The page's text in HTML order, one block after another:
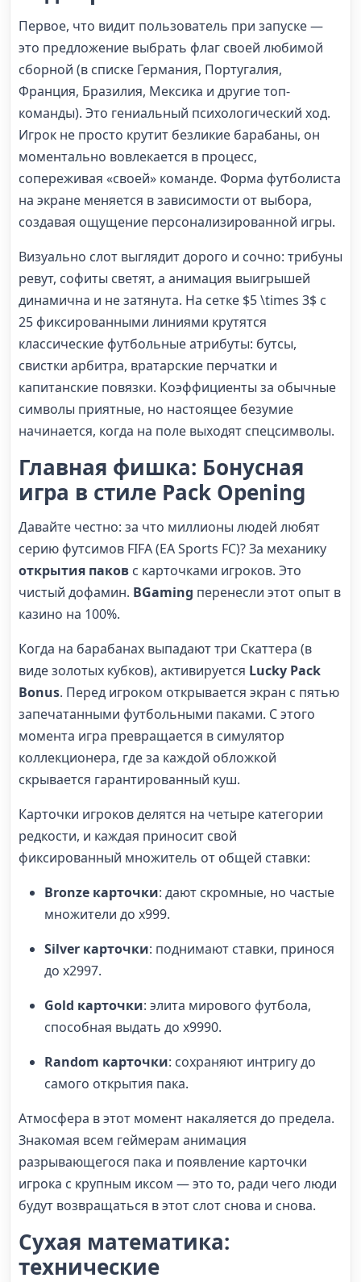
Первое, что видит пользователь при запуске —
это предложение выбрать флаг своей любимой
сборной (в списке Германия, Португалия,
Франция, Бразилия, Мексика и другие топ-
команды). Это гениальный психологический ход.
Игрок не просто крутит безликие барабаны, он
моментально вовлекается в процесс,
сопереживая «своей» команде. Форма футболиста
на экране меняется в зависимости от выбора,
создавая ощущение персонализированной игры.
Визуально слот выглядит дорого и сочно: трибуны
ревут, софиты светят, а анимация выигрышей
динамична и не затянута. На сетке $5 \times 3$ с
25 фиксированными линиями крутятся
классические футбольные атрибуты: бутсы,
свистки арбитра, вратарские перчатки и
капитанские повязки. Коэффициенты за обычные
символы приятные, но настоящее безумие
начинается, когда на поле выходят спецсимволы.
Главная фишка: Бонусная
игра в стиле Pack Opening
Давайте честно: за что миллионы людей любят
серию футсимов FIFA (EA Sports FC)? За механику
открытия паков с карточками игроков. Это
чистый дофамин. BGaming перенесли этот опыт в
казино на 100%.
Когда на барабанах выпадают три Скаттера (в
виде золотых кубков), активируется Lucky Pack
Bonus. Перед игроком открывается экран с пятью
запечатанными футбольными паками. С этого
момента игра превращается в симулятор
коллекционера, где за каждой обложкой
скрывается гарантированный куш.
Карточки игроков делятся на четыре категории
редкости, и каждая приносит свой
фиксированный множитель от общей ставки:
Bronze карточки: дают скромные, но частые
множители до x999.
Silver карточки: поднимают ставки, принося
до x2997.
Gold карточки: элита мирового футбола,
способная выдать до x9990.
Random карточки: сохраняют интригу до
самого открытия пака.
Атмосфера в этот момент накаляется до предела.
Знакомая всем геймерам анимация
разрывающегося пака и появление карточки
игрока с крупным иксом — это то, ради чего люди
будут возвращаться в этот слот снова и снова.
Сухая математика:
технические